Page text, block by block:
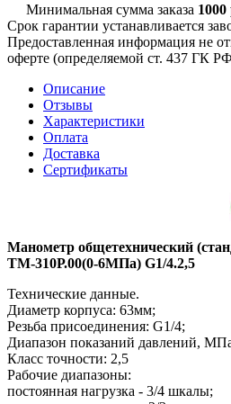
Минимальная сумма заказа 1000
Срок гарантии устанавливается
Предоставленная информация не
оферте (определяемой ст. 437 ГК
Описание
Отзывы
Характеристики
Оплата
Доставка
Сертификаты
Манометр общетехнический
ТМ-310Р.00(0-6МПа) G1/4.2,5
Технические данные.
Диаметр корпуса: 63мм;
Резьба присоединения: G1/4;
Диапазон показаний давлений,
Класс точности: 2,5
Рабочие диапазоны:
постоянная нагрузка - 3/4 шкалы;